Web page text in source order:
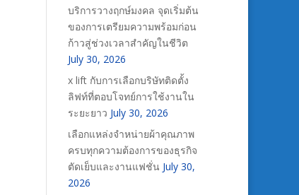
บริการวางฤกษ์มงคล จุดเริ่มต้น
ของการเตรียมความพร้อมก่อน
ก้าวสู่ช่วงเวลาสำคัญในชีวิต
July 30, 2026
x lift กับการเลือกบริษัทติดตั้ง
ลิฟท์ที่ตอบโจทย์การใช้งานใน
ระยะยาว July 30, 2026
เลือกแหล่งจำหน่ายผ้าคุณภาพ
ครบทุกความต้องการของธุรกิจ
ตัดเย็บและงานแฟชั่น July 30,
2026